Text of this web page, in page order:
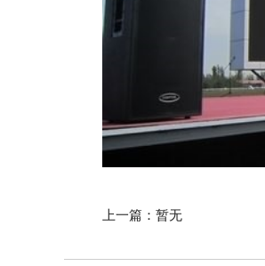
上一篇：暂无